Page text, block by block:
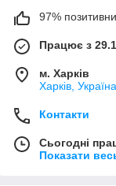
97%
Працює з
м. Харків
Харків, Україна
Контакти
Сьогодні
Показати